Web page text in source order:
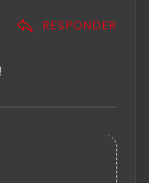
RESPONDER